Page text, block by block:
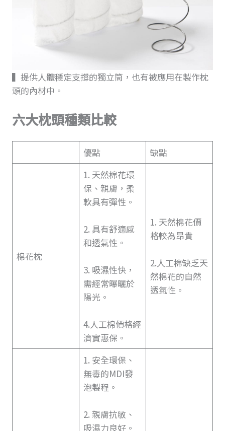
▍提供人體穩定支撐的獨立筒，也有被應用在製作枕
頭的內材中。
六大枕頭種類比較
優點 缺點
棉花枕
1. 天然棉花環
保、親膚，柔
軟具有彈性。
2. 具有舒適感
和透氣性。
3. 吸濕性快，
需經常曝曬於
陽光。
4.人工棉價格經
濟實惠保。
1. 天然棉花價
格較為昂貴
2.人工棉缺乏天
然棉花的自然
透氣性。
1. 安全環保、
無毒的MDI發
泡製程。
2. 親膚抗敏、
吸濕力良好。